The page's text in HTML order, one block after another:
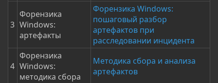
3
Форензика
Windows:
артефакты
Форензика Windows:
пошаговый разбор
артефактов при
расследовании инцидента
4
Форензика
Windows:
методика сбора
Методика сбора и анализа
артефактов